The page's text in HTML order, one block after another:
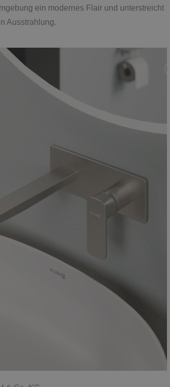
ein modernes Flair und unterstreicht
Ausstrahlung.